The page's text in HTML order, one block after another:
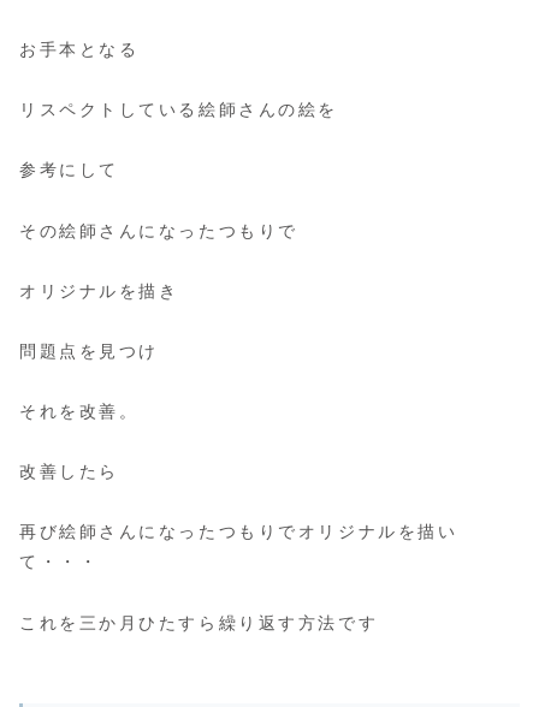
お手本となる
リスペクトしている絵師さんの絵を
参考にして
その絵師さんになったつもりで
オリジナルを描き
問題点を見つけ
それを改善。
改善したら
再び絵師さんになったつもりでオリジナルを描い
て・・・
これを三か月ひたすら繰り返す方法です